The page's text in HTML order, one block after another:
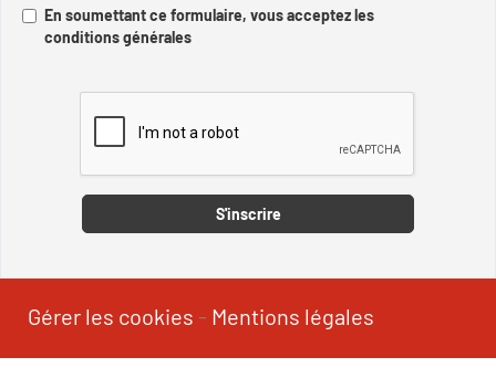
En soumettant ce formulaire, vous acceptez les
conditions générales
S'inscrire
Gérer les cookies - Mentions légales